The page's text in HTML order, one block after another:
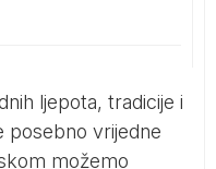
ljepota, tradicije i
posebno vrijedne
možemo